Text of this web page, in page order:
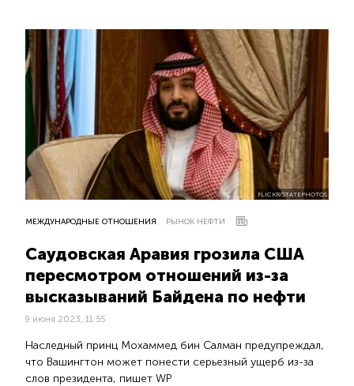
FLICKR/STATEPHOTOS
МЕЖДУНАРОДНЫЕ ОТНОШЕНИЯ РЫНОК НЕФТИ
Саудовская Аравия грозила США
пересмотром отношений из-за
высказываний Байдена по нефти
9 июня 2023, 11:55
Наследный принц Мохаммед бин Салман предупреждал,
что Вашингтон может понести серьезный ущерб из-за
слов президента, пишет WP